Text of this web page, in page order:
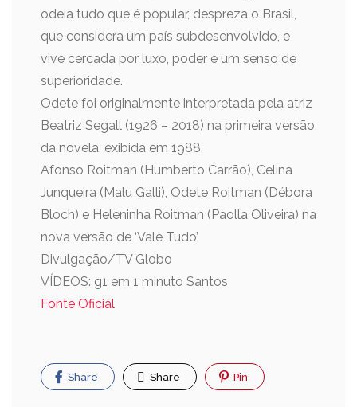
odeia tudo que é popular, despreza o Brasil,
que considera um país subdesenvolvido, e
vive cercada por luxo, poder e um senso de
superioridade.
Odete foi originalmente interpretada pela atriz
Beatriz Segall (1926 – 2018) na primeira versão
da novela, exibida em 1988.
Afonso Roitman (Humberto Carrão), Celina
Junqueira (Malu Galli), Odete Roitman (Débora
Bloch) e Heleninha Roitman (Paolla Oliveira) na
nova versão de ‘Vale Tudo’
Divulgação/TV Globo
VÍDEOS: g1 em 1 minuto Santos
Fonte Oficial
Share Share Pin